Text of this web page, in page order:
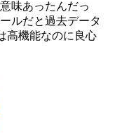
味あったんだっ
ルだと過去データ
高機能なのに良心